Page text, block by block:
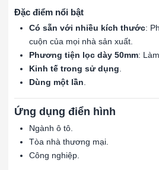
Đặc điểm nổi bật
Có sẵn với nhiều kích thước:
cuộn của mọi nhà sản xuất.
Phương tiện lọc dày 50mm:
Kinh tế trong sử dụng
Dùng một lần
Ứng dụng điển hình
Ngành ô tô.
Tòa nhà thương mại.
Công nghiệp.